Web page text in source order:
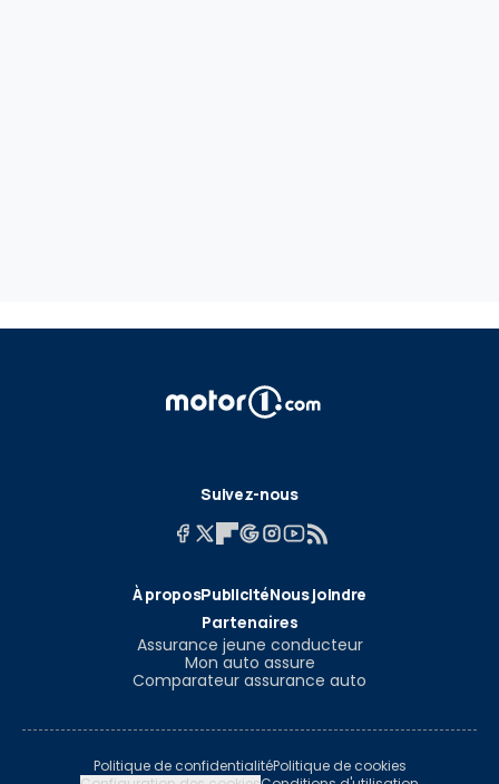
Suivez-nous
À proposPublicitéNous joindre
Partenaires
Assurance jeune conducteur
Mon auto assure
Comparateur assurance auto
Politique de confidentialitéPolitique de cookies